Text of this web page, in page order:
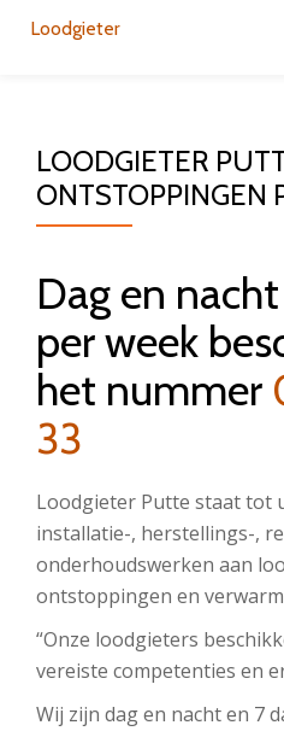
Loodgieter
LOODGIETER
ONTSTOPPINGEN
Dag en
per week
het nummer
33
Loodgieter Putte staat tot
installatie-, herstellings-,
onderhoudswerken aan
ontstoppingen en
“Onze loodgieters
vereiste competenties en
Wij zijn dag en nacht en 7